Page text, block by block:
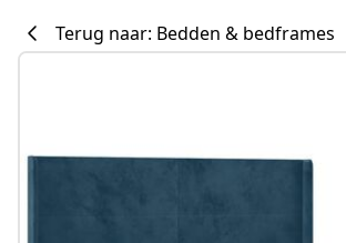
Terug naar: Bedden & bedframes